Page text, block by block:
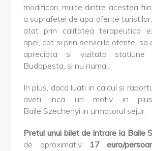
modificari, multe dintre acestea
a suprafetei de apa oferite
atat prin calitatea terapeutica
apei, cat si prin serviciile oferite, sa
apreciata si vizitata statiune
Budapesta, si nu numai.
In plus, daca luati in calcul si
aveti inca un motiv in
Baile Szechenyi in urmatorul sejur.
Pretul unui bilet de intrare la Baile
de aproximativ
17 euro/